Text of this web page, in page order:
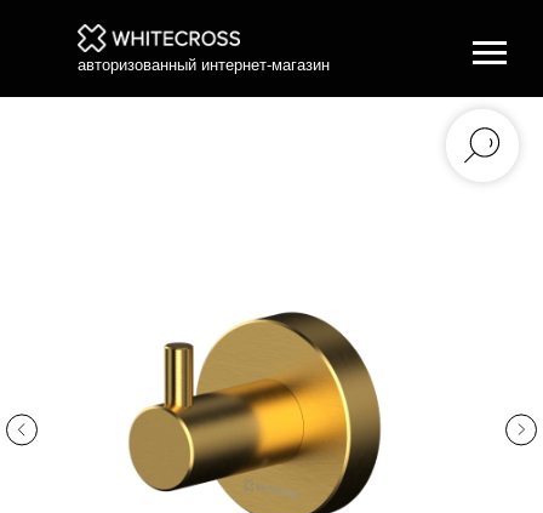
авторизованный интернет-магазин